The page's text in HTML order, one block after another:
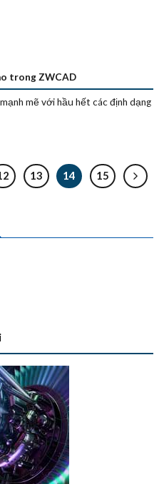
trong ZWCAD
mẽ với hầu hết các định dạng
13 14 15